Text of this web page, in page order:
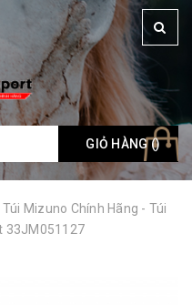
Giỏ hàng: ()
GIỎ HÀNG ()
Túi Mizuno Chính Hãng - Túi
33JM051127